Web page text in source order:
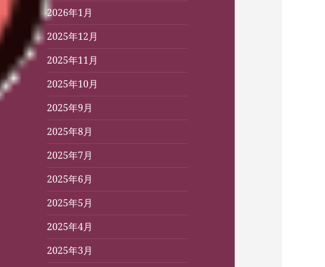
2026年1月
2025年12月
2025年11月
2025年10月
2025年9月
2025年8月
2025年7月
2025年6月
2025年5月
2025年4月
2025年3月